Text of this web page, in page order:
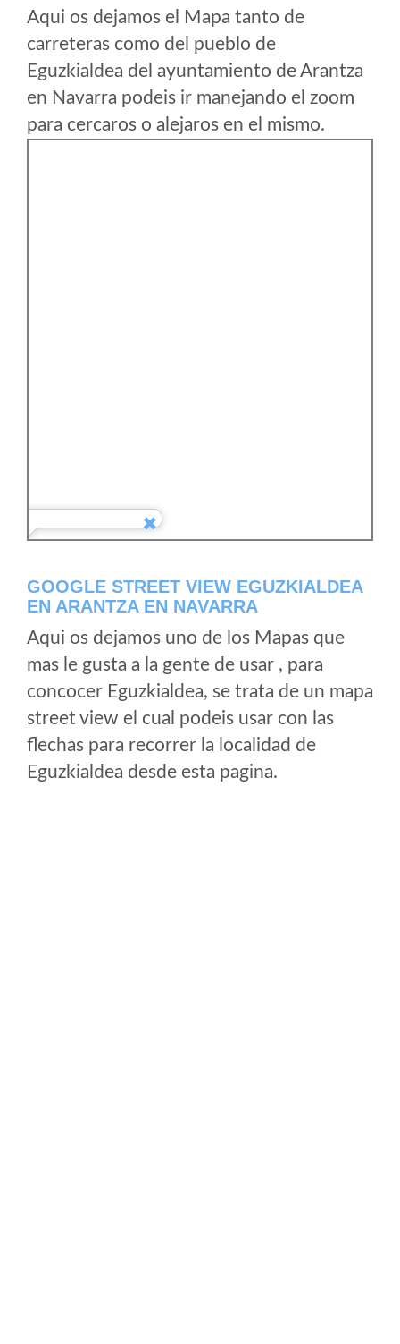
Aqui os dejamos el Mapa tanto de
carreteras como del pueblo de
Eguzkialdea del ayuntamiento de Arantza
en Navarra podeis ir manejando el zoom
para cercaros o alejaros en el mismo.
GOOGLE STREET VIEW EGUZKIALDEA
EN ARANTZA EN NAVARRA
Aqui os dejamos uno de los Mapas que
mas le gusta a la gente de usar , para
concocer Eguzkialdea, se trata de un mapa
street view el cual podeis usar con las
flechas para recorrer la localidad de
Eguzkialdea desde esta pagina.